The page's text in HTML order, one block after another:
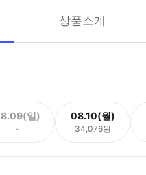
상품소개
일)
-
08.10(월)
34,076원